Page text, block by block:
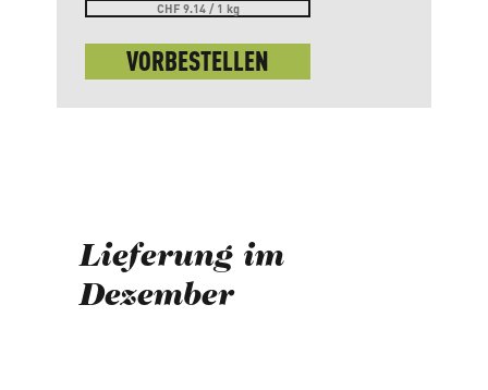
CHF 9.14 / 1 kg
VORBESTELLEN
Lieferung im
Dezember